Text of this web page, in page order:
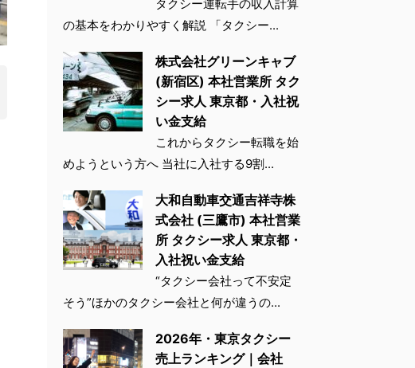
タクシー運転手の収入計算
の基本をわかりやすく解説 「タクシー...
株式会社グリーンキャブ
(新宿区) 本社営業所 タク
シー求人 東京都・入社祝
い金支給
これからタクシー転職を始
めようという方へ 当社に入社する9割...
大和自動車交通吉祥寺株
式会社 (三鷹市) 本社営業
所 タクシー求人 東京都・
入社祝い金支給
“タクシー会社って不安定
そう”ほかのタクシー会社と何が違うの...
2026年・東京タクシー
売上ランキング｜会社